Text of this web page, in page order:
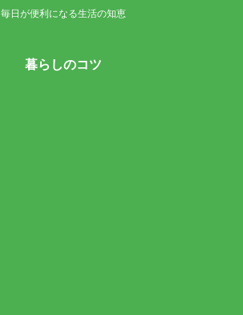
毎日が便利になる生活の知恵
暮らしのコツ